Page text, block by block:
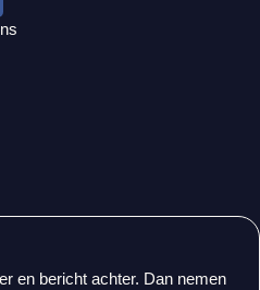
en bericht achter. Dan nemen